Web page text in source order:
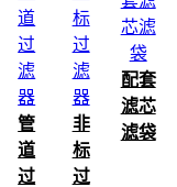
管
道
过
非
标
过
配套
滤芯
滤袋